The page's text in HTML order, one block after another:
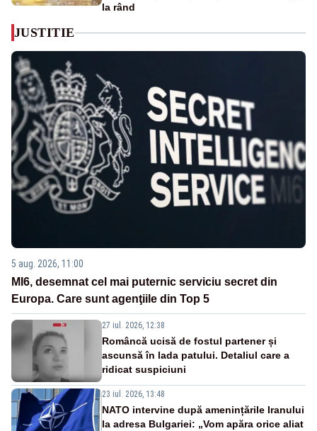
la rând
JUSTITIE
5 aug. 2026, 11:00
MI6, desemnat cel mai puternic serviciu secret din
Europa. Care sunt agenţiile din Top 5
27 iul. 2026, 12:38
Româncă ucisă de fostul partener și
ascunsă în lada patului. Detaliul care a
ridicat suspiciuni
23 iul. 2026, 13:48
NATO intervine după amenințările Iranului
la adresa Bulgariei: „Vom apăra orice aliat